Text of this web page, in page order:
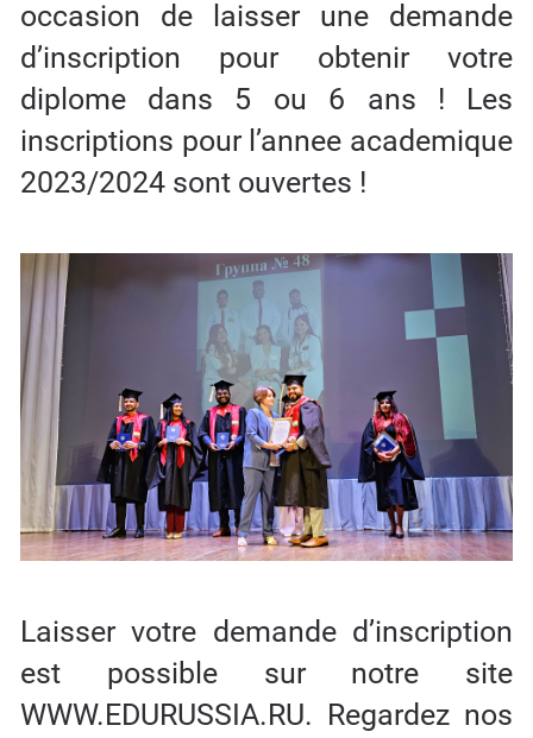
occasion de laisser une demande
d’inscription pour obtenir votre
diplome dans 5 ou 6 ans ! Les
inscriptions pour l’annee academique
2023/2024 sont ouvertes !
Laisser votre demande d’inscription
est possible sur notre site
WWW.EDURUSSIA.RU. Regardez nos